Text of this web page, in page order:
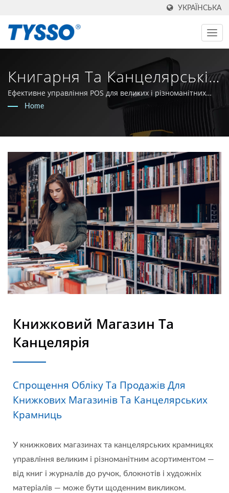
УКРАЇНСЬКА
Книгарня Та Канцелярські
Товари | Вироблено В
Тайвані, Виробник AIDC Та
POS З 1981 Року |
FAMETECH INC
Ефективне управління POS для великих і різноманітних
колекцій продуктів
Home
Книжковий Магазин Та
Канцелярія
Спрощення Обліку Та Продажів Для
Книжкових Магазинів Та Канцелярських
Крамниць
У книжкових магазинах та канцелярських крамницях
управління великим і різноманітним асортиментом —
від книг і журналів до ручок, блокнотів і художніх
матеріалів — може бути щоденним викликом.